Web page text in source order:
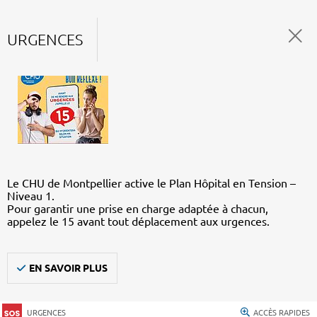
URGENCES
Le CHU de Montpellier active le Plan Hôpital en Tension –
Niveau 1.
Pour garantir une prise en charge adaptée à chacun,
appelez le 15 avant tout déplacement aux urgences.
EN SAVOIR PLUS
URGENCES ACCÈS RAPIDES